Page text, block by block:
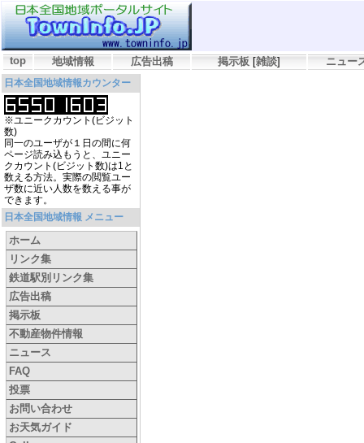
top 地域情報 広告出稿 掲示板 [雑談] ニュー
日本全国地域情報カウンター
※ユニークカウント(ビジット
数)
同一のユーザが１日の間に何
ページ読み込もうと、ユニー
クカウント(ビジット数)は1と
数える方法。実際の閲覧ユー
ザ数に近い人数を数える事が
できます。
日本全国地域情報 メニュー
ホーム
リンク集
鉄道駅別リンク集
広告出稿
掲示板
不動産物件情報
ニュース
FAQ
投票
お問い合わせ
お天気ガイド